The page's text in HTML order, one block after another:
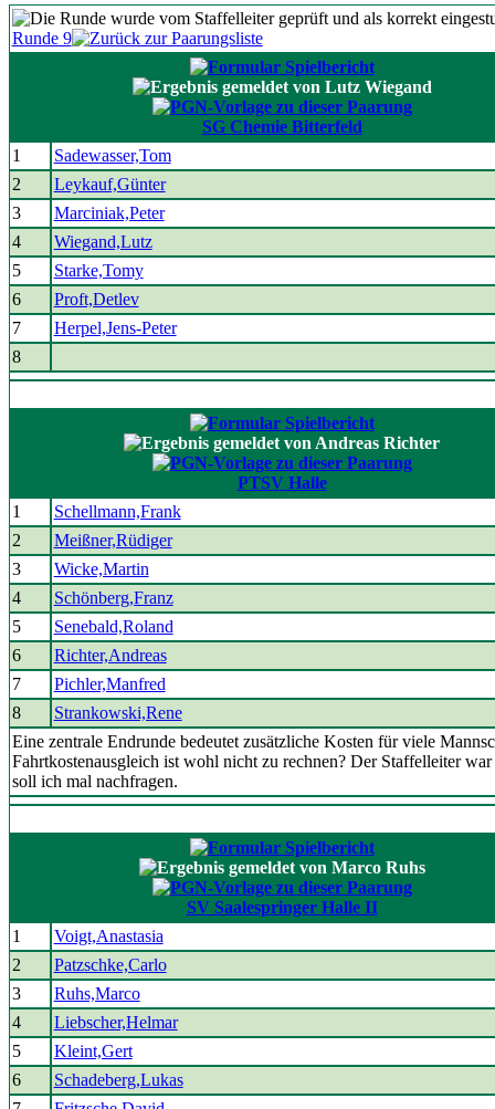
Runde 9
SG Chemie Bitterfeld
1
Sadewasser,Tom
2
Leykauf,Günter
3
Marciniak,Peter
4
Wiegand,Lutz
5
Starke,Tomy
6
Proft,Detlev
7
Herpel,Jens-Peter
8
PTSV Halle
1
Schellmann,Frank
2
Meißner,Rüdiger
3
Wicke,Martin
4
Schönberg,Franz
5
Senebald,Roland
6
Richter,Andreas
7
Pichler,Manfred
8
Strankowski,Rene
Eine zentrale Endrunde bedeutet zusätzliche Kosten für viele
Fahrtkostenausgleich ist wohl nicht zu rechnen? Der Staffelleiter
soll ich mal nachfragen.
SV Saalespringer Halle II
1
Voigt,Anastasia
2
Patzschke,Carlo
3
Ruhs,Marco
4
Liebscher,Helmar
5
Kleint,Gert
6
Schadeberg,Lukas